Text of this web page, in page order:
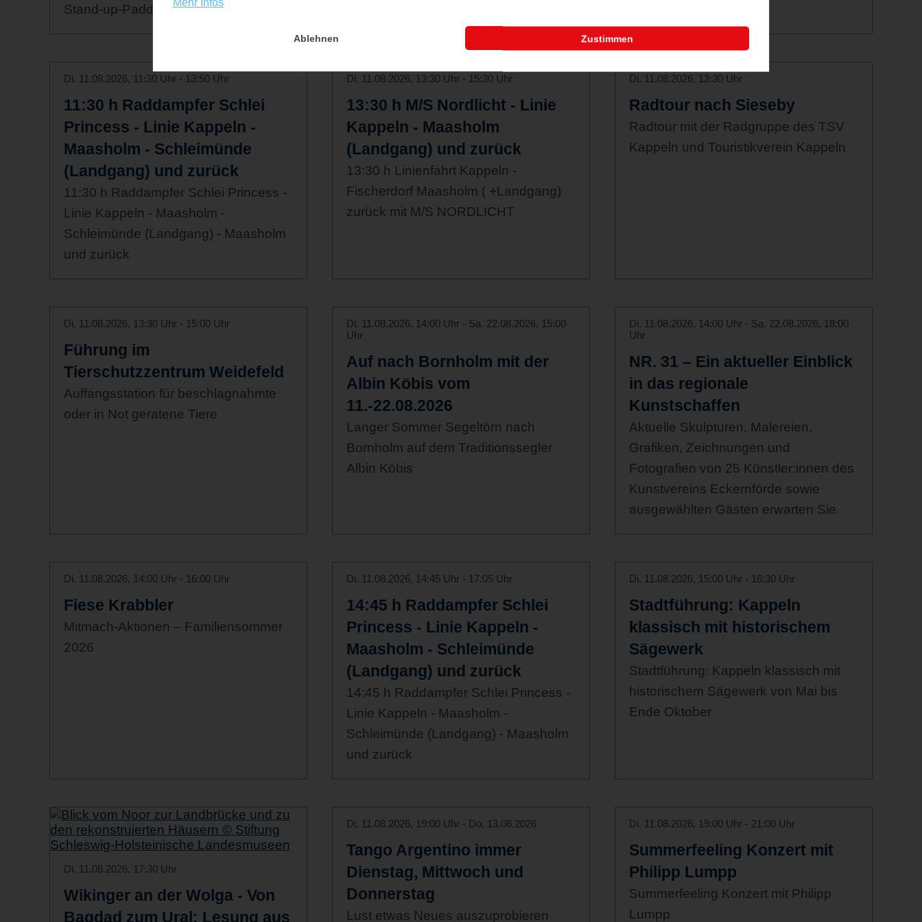
Stand-up-Paddling.
Di. 11.08.2026, 11:30 Uhr - 13:50 Uhr
11:30 h Raddampfer Schlei
Princess - Linie Kappeln -
Maasholm - Schleimünde
(Landgang) und zurück
11:30 h Raddampfer Schlei Princess -
Linie Kappeln - Maasholm -
Schleimünde (Landgang) - Maasholm
und zurück
Di. 11.08.2026, 13:30 Uhr - 15:30 Uhr
13:30 h M/S Nordlicht - Linie
Kappeln - Maasholm
(Landgang) und zurück
13:30 h Linienfahrt Kappeln -
Fischerdorf Maasholm ( +Landgang)
zurück mit M/S NORDLICHT
Di. 11.08.2026, 13:30 Uhr
Radtour nach Sieseby
Radtour mit der Radgruppe des TSV
Kappeln und Touristikverein Kappeln
Di. 11.08.2026, 13:30 Uhr - 15:00 Uhr
Führung im
Tierschutzzentrum Weidefeld
Auffangsstation für beschlagnahmte
oder in Not geratene Tiere
Di. 11.08.2026, 14:00 Uhr - Sa. 22.08.2026, 15:00
Uhr
Auf nach Bornholm mit der
Albin Köbis vom
11.-22.08.2026
Langer Sommer Segeltörn nach
Bornholm auf dem Traditionssegler
Albin Köbis
Di. 11.08.2026, 14:00 Uhr - Sa. 22.08.2026, 18:00
Uhr
NR. 31 – Ein aktueller Einblick
in das regionale
Kunstschaffen
Aktuelle Skulpturen, Malereien,
Grafiken, Zeichnungen und
Fotografien von 25 Künstler:innen des
Kunstvereins Eckernförde sowie
ausgewählten Gästen erwarten Sie
Di. 11.08.2026, 14:00 Uhr - 16:00 Uhr
Fiese Krabbler
Mitmach-Aktionen – Familiensommer
2026
Di. 11.08.2026, 14:45 Uhr - 17:05 Uhr
14:45 h Raddampfer Schlei
Princess - Linie Kappeln -
Maasholm - Schleimünde
(Landgang) und zurück
14:45 h Raddampfer Schlei Princess -
Linie Kappeln - Maasholm -
Schleimünde (Landgang) - Maasholm
und zurück
Di. 11.08.2026, 15:00 Uhr - 16:30 Uhr
Stadtführung: Kappeln
klassisch mit historischem
Sägewerk
Stadtführung: Kappeln klassisch mit
historischem Sägewerk von Mai bis
Ende Oktober
Di. 11.08.2026, 17:30 Uhr
Wikinger an der Wolga - Von
Bagdad zum Ural: Lesung aus
Di. 11.08.2026, 19:00 Uhr - Do. 13.08.2026
Tango Argentino immer
Dienstag, Mittwoch und
Donnerstag
Lust etwas Neues auszuprobieren
Di. 11.08.2026, 19:00 Uhr - 21:00 Uhr
Summerfeeling Konzert mit
Philipp Lumpp
Summerfeeling Konzert mit Philipp
Lumpp
Mehr Infos
Ablehnen Zustimmen